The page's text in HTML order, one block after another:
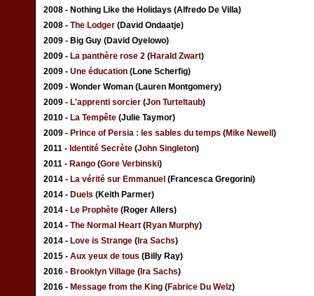
2008 - Nothing Like the Holidays (Alfredo De Villa)
2008 - The Lodger (David Ondaatje)
2009 - Big Guy (David Oyelowo)
2009 - La panthère rose 2 (Harald Zwart)
2009 - Une éducation (Lone Scherfig)
2009 - Wonder Woman (Lauren Montgomery)
2009 - L'apprenti sorcier (Jon Turteltaub)
2010 - La Tempête (Julie Taymor)
2009 - Prince of Persia : les sables du temps (Mike Newell)
2011 - Identité Secrète (John Singleton)
2011 - Rango (Gore Verbinski)
2014 - La vérité sur Emmanuel (Francesca Gregorini)
2014 - Duels (Keith Parmer)
2014 - Le Prophète (Roger Allers)
2014 - The Normal Heart (Ryan Murphy)
2014 - Love is Strange (Ira Sachs)
2015 - Aux yeux de tous (Billy Ray)
2016 - Brooklyn Village (Ira Sachs)
2016 - Message from the King (Fabrice Du Welz)